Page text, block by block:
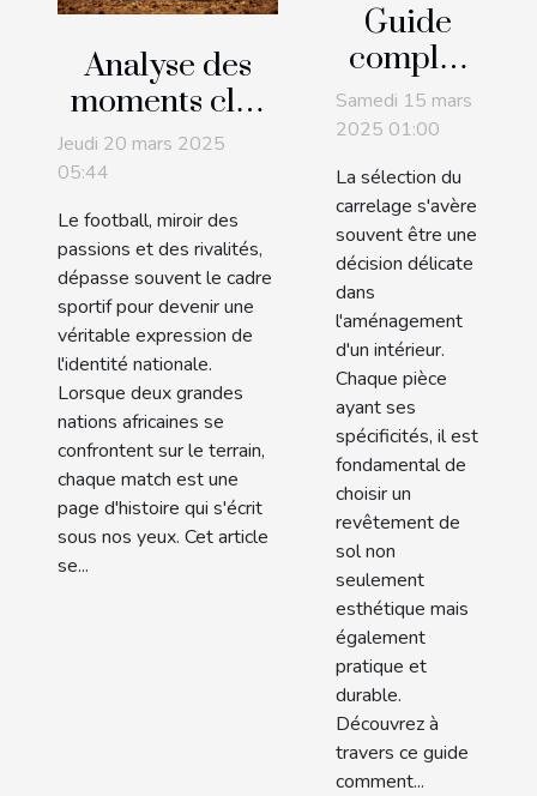
Analyse des
moments clés
des
confrontations
footballistiques
entre deux
grandes
nations
africaines
Jeudi 20 mars 2025
05:44
Le football, miroir des
passions et des rivalités,
dépasse souvent le cadre
sportif pour devenir une
véritable expression de
l'identité nationale.
Lorsque deux grandes
nations africaines se
confrontent sur le terrain,
chaque match est une
page d'histoire qui s'écrit
sous nos yeux. Cet article
se...
Guide
complet
pour
choisir le
carrelage
adapté à
chaque
espace de
votre
maison
Samedi 15 mars
2025 01:00
La sélection du
carrelage s'avère
souvent être une
décision délicate
dans
l'aménagement
d'un intérieur.
Chaque pièce
ayant ses
spécificités, il est
fondamental de
choisir un
revêtement de
sol non
seulement
esthétique mais
également
pratique et
durable.
Découvrez à
travers ce guide
comment...